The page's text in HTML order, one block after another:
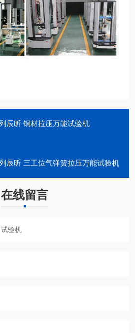
辰昕 铜材拉压万能试验机
辰昕 三工位气弹簧拉压万能试验机
在线留言